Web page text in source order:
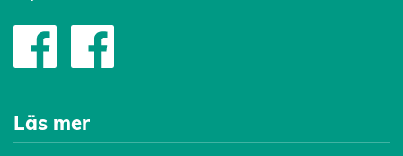
Läs mer